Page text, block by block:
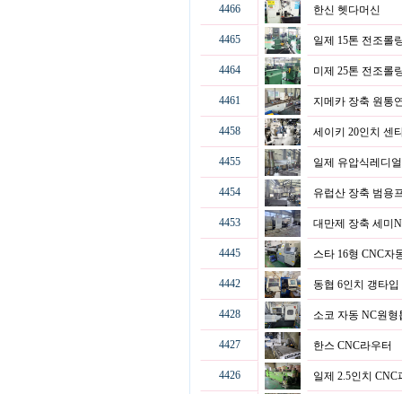
4466 한신 헷다머신
4465 일제 15톤 전조롤
4464 미제 25톤 전조롤
4461 지메카 장축 원통
4458 세이키 20인치 센
4455 일제 유압식레디
4454 유럽산 장축 범용
4453 대만제 장축 세미
4445 스타 16형 CNC
4442 동협 6인치 갱타
4428 소코 자동 NC원
4427 한스 CNC라우터
4426 일제 2.5인치